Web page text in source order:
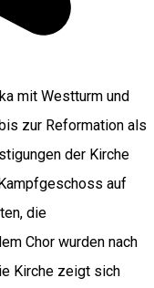
mit Westturm und
zur Reformation als
der Kirche
auf
die
Chor wurden nach
Kirche zeigt sich